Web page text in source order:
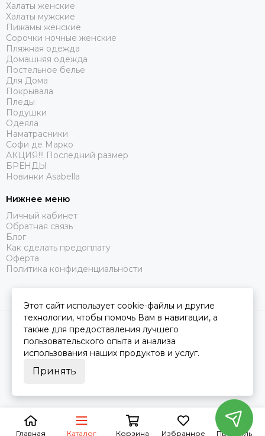
Халаты женские
Халаты мужские
Пижамы женские
Сорочки ночные женские
Пляжная одежда
Домашняя одежда
Постельное белье
Для Дома
Покрывала
Пледы
Подушки
Одеяла
Наматрасники
Софи де Марко
АКЦИЯ!!! Последний размер
БРЕНДЫ
Новинки Asabella
Нижнее меню
Личный кабинет
Обратная связь
Блог
Как сделать предоплату
Оферта
Политика конфиденциальности
2026 © Царство Сна.Карта сайта
Главная Каталог Корзина Избранное Профиль
Этот сайт использует cookie-файлы и другие
технологии, чтобы помочь Вам в навигации, а
также для предоставления лучшего
пользовательского опыта и анализа
использования наших продуктов и услуг.
Принять